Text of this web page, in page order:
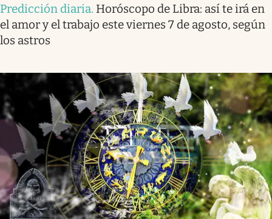
Predicción diaria. Horóscopo de Libra: así te irá en
el amor y el trabajo este viernes 7 de agosto, según
los astros